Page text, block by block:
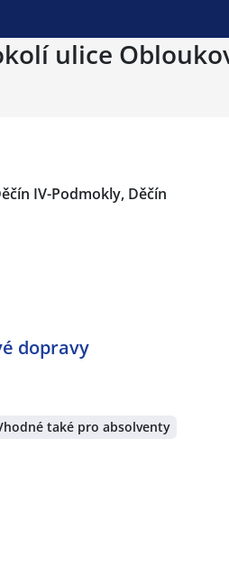
ulice
IV-Podmokly, Děčín
dopravy
také pro absolventy